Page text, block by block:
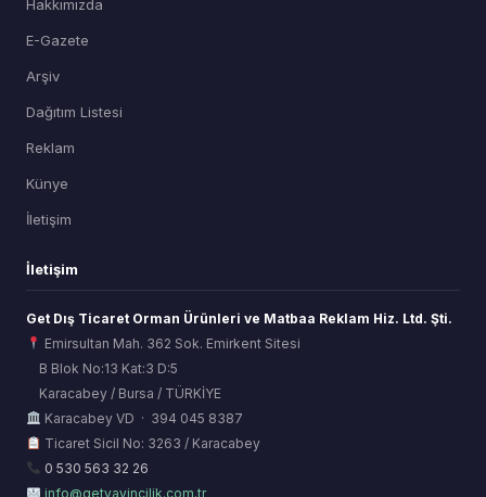
Hakkımızda
E-Gazete
Arşiv
Dağıtım Listesi
Reklam
Künye
İletişim
İletişim
Get Dış Ticaret Orman Ürünleri ve Matbaa Reklam Hiz. Ltd. Şti.
Emirsultan Mah. 362 Sok. Emirkent Sitesi
B Blok No:13 Kat:3 D:5
Karacabey / Bursa / TÜRKİYE
Karacabey VD · 394 045 8387
Ticaret Sicil No: 3263 / Karacabey
0 530 563 32 26
info@getyayincilik.com.tr
ORSİAD AI
Sektörel Hafıza Asistanı